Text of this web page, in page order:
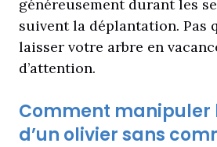
généreusement durant les
suivent la déplantation. Pas
laisser votre arbre en
d’attention.
Comment manipuler
d’un olivier sans